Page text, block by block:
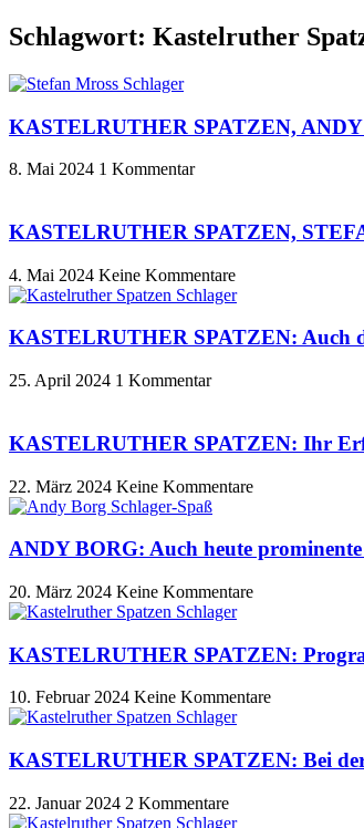
Schlagwort: Kastelruther
KASTELRUTHER SPATZEN, ANDY
8. Mai 2024 1 Kommentar
KASTELRUTHER SPATZEN,
4. Mai 2024 Keine Kommentare
KASTELRUTHER SPATZEN: Auch
25. April 2024 1 Kommentar
KASTELRUTHER SPATZEN: Ihr
22. März 2024 Keine Kommentare
ANDY BORG: Auch heute
20. März 2024 Keine Kommentare
KASTELRUTHER SPATZEN:
10. Februar 2024 Keine Kommentare
KASTELRUTHER SPATZEN: Bei
22. Januar 2024 2 Kommentare